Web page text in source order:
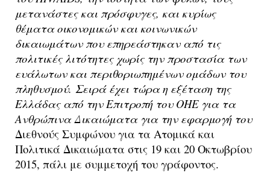
μετανάστες και πρόσφυγες, και κυρίως
θέματα οικονομικών και κοινωνικών
δικαιωμάτων που επηρεάστηκαν από τις
πολιτικές λιτότητες χωρίς την προστασία των
ευάλωτων και περιθοριωπημένων ομάδων του
πληθυσμού. Σειρά έχει τώρα η εξέταση της
Ελλάδας από την Επιτροπή του ΟΗΕ για τα
Ανθρώπινα Δικαιώματα για την εφαρμογή του
Διεθνούς Συμφώνου για τα Ατομικά και
Πολιτικά Δικαιώματα στις 19 και 20 Οκτωβρίου
2015, πάλι με συμμετοχή του γράφοντoς.